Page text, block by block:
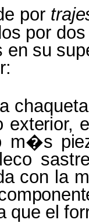
por
por
en su
chaqueta
exterior,
m�s
con la
que el